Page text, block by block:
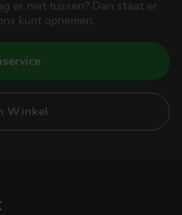
er niet tussen? Dan staat er
kunt opnemen.
Winkel